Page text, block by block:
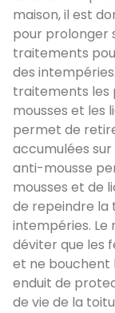
maison, il est
pour prolonger
traitements
des
traitements les
mousses et les
permet de
accumulées
anti-mousse
mousses et de
de repeindre la
intempéries.
déviter que les
et ne bouchent
enduit de
de vie de la